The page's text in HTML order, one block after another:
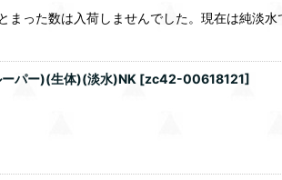
った数は入荷しませんでした。現在は純淡
ーパー)(生体)(淡水)NK [zc42-00618121]